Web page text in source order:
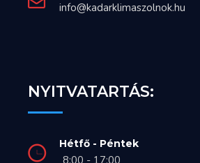
info@kadarklimaszolnok.hu
NYITVATARTÁS:
Hétfő - Péntek